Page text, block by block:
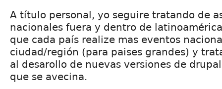
A título personal, yo seguire tratando de
nacionales fuera y dentro de
que cada país realize mas eventos
ciudad/región (para paises grandes) y
al desarollo de nuevas versiones de
que se avecina.